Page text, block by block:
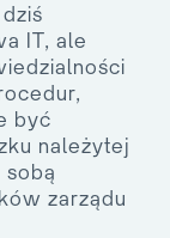
IT, ale
być
należytej
sobą
zarządu